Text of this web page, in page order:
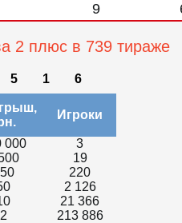
9
2 плюс в 739 тираже
5 1
6
Игроки
000
3
19
220
2 126
21 366
2 213 886